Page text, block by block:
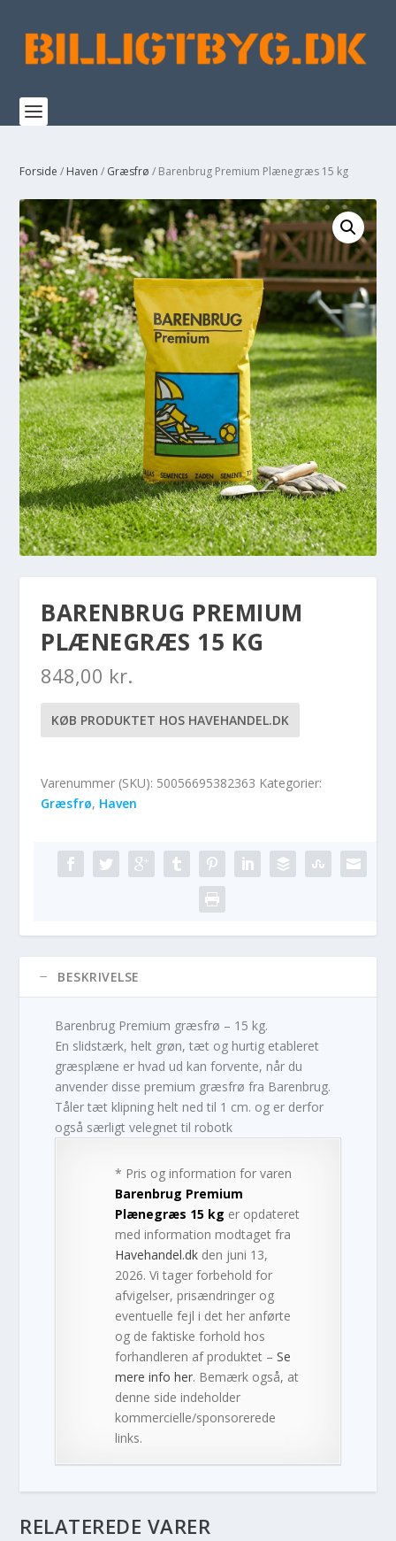
Forside / Haven / Græsfrø / Barenbrug Premium Plænegræs 15 kg
BARENBRUG PREMIUM
PLÆNEGRÆS 15 KG
848,00 kr.
KØB PRODUKTET HOS HAVEHANDEL.DK
Varenummer (SKU): 50056695382363 Kategorier:
Græsfrø, Haven
BESKRIVELSE
Barenbrug Premium græsfrø – 15 kg.
En slidstærk, helt grøn, tæt og hurtig etableret
græsplæne er hvad ud kan forvente, når du
anvender disse premium græsfrø fra Barenbrug.
Tåler tæt klipning helt ned til 1 cm. og er derfor
også særligt velegnet til robotk
* Pris og information for varen
Barenbrug Premium
Plænegræs 15 kg er opdateret
med information modtaget fra
Havehandel.dk den juni 13,
2026. Vi tager forbehold for
afvigelser, prisændringer og
eventuelle fejl i det her anførte
og de faktiske forhold hos
forhandleren af produktet –Se
mere info her. Bemærk også, at
denne side indeholder
kommercielle/sponsorerede
links.
RELATEREDE VARER